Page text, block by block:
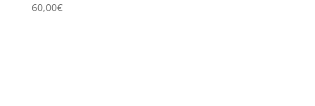
60,00€